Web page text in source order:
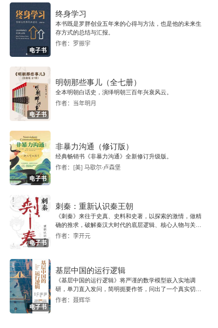
第三章 君臣共治
1. 真宗君臣的五迷三道
2. 千古仁君宋仁宗
3. 垂帘太后刘氏
4. 走上西北战场的范仲淹
5. 范仲淹与庆历新政
6. 名垂青史的谏官包拯
7. 位卑未敢忘忧国的欧阳修
9. 过渡龙套宋英宗
10. “濮议事件”无疾终
11. 神宗起用王安石大行“新法”
12. 王韶熙河开边功劳大
13. 触怒神宗的苏轼
电子书
终身学习
本书既是罗胖创业五年来的心得与方法，也是他的未来生
存方式的总结与汇报。
作者：罗振宇
电子书
明朝那些事儿（全七册）
全本明朝白话史，演绎明朝三百年兴衰风云。
作者：当年明月
电子书
非暴力沟通（修订版）
经典畅销书《非暴力沟通》全新修订升级版。
作者：[美] 马歇尔·卢森堡
电子书
刺秦：重新认识秦王朝
《刺秦》来往于史真、史料和史著，以探索的激情，做精
确的推求，破解秦汉大时代的底层逻辑、核心人物与关键
事件，呈现历史的真实之美。
作者：李开元
电子书
基层中国的运行逻辑
《基层中国的运行逻辑》将严谨的数学模型嵌入实地调
研，单刀直入发问，简明扼要作答，问出了一个真实切近
的基层中国。
作者：聂辉华